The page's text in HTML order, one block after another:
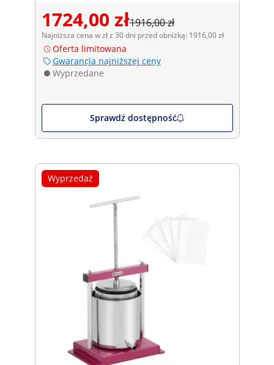
1724,00 zł1916,00 zł
Najniższa cena w zł z 30 dni przed obniżką: 1916,00 zł
Oferta limitowana
Gwarancja najniższej ceny
Wyprzedane
Sprawdź dostępność
Wyprzedaż